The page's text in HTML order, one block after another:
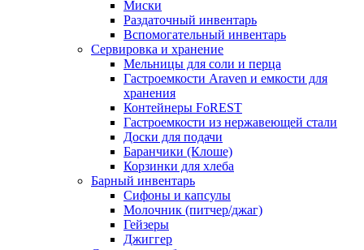
Миски
Раздаточный инвентарь
Вспомогательный инвентарь
Сервировка и хранение
Мельницы для соли и перца
Гастроемкости Araven и емкости для
хранения
Контейнеры FoREST
Гастроемкости из нержавеющей стали
Доски для подачи
Баранчики (Клоше)
Корзинки для хлеба
Барный инвентарь
Сифоны и капсулы
Молочник (питчер/джаг)
Гейзеры
Джиггер